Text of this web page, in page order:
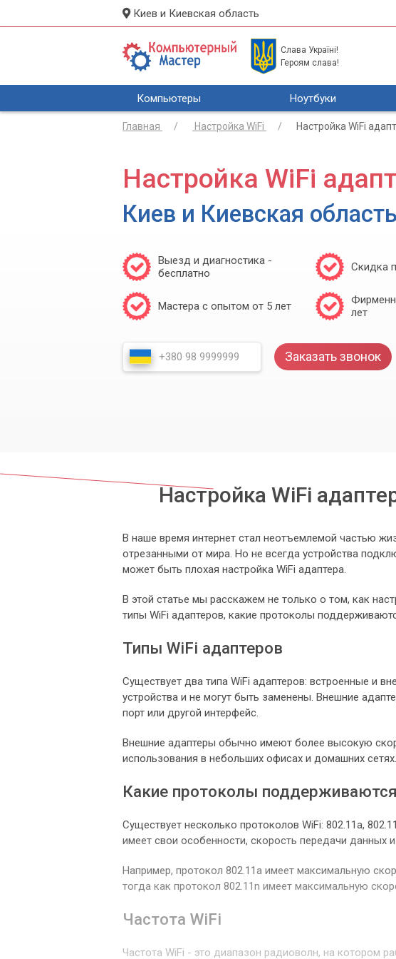
Киев и Киевская область
Слава Україні!
Героям слава!
Компьютеры Ноутбуки
Главная Настройка WiFi Настройка WiFi
Настройка WiFi
Киев и Киевская область
Выезд и диагностика -
бесплатно
Скидка
Мастера с опытом от 5 лет
лет
Заказать звонок
Настройка WiFi
В наше время интернет стал неотъемлемой частью
отрезанными от мира. Но не всегда устройства
может быть плохая настройка WiFi адаптера.
В этой статье мы расскажем не только о том, как
типы WiFi адаптеров, какие протоколы
Типы WiFi адаптеров
Существует два типа WiFi адаптеров: встроенные и
устройства и не могут быть заменены. Внешние
порт или другой интерфейс.
Внешние адаптеры обычно имеют более высокую
использования в небольших офисах и домашних сетях.
Какие протоколы поддерживаются
Существует несколько протоколов WiFi: 802.11a,
имеет свои особенности, скорость передачи данных и
Например, протокол 802.11a имеет максимальную
тогда как протокол 802.11n имеет максимальную
Частота WiFi
Частота WiFi - это диапазон радиоволн, на котором